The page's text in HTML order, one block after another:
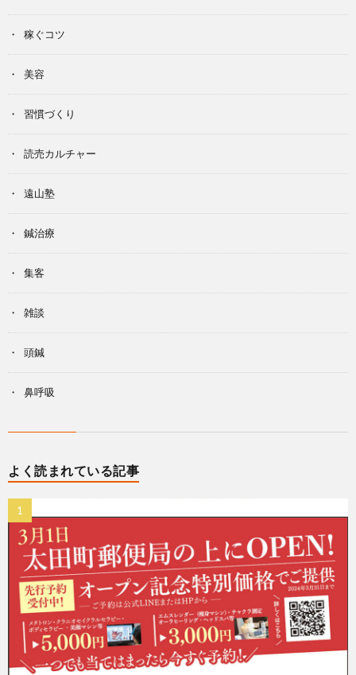
稼ぐコツ
美容
習慣づくり
読売カルチャー
遠山塾
鍼治療
集客
雑談
頭鍼
鼻呼吸
よく読まれている記事